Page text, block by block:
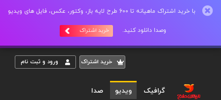
با خرید اشتراک ماهیانه تا 600 طرح لایه باز، وکتور، عکس، فایل های ویدیو
وصدا دانلود کنید. خرید اشتراک
خريد اشتراک ورود و ثبت نام
گرافیک ویدیو صدا